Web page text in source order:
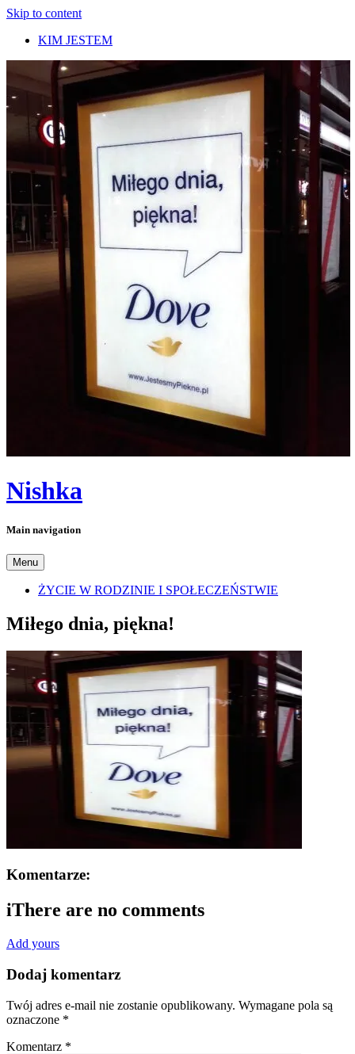
Skip to content
KIM JESTEM
Nishka
Main navigation
Menu
ŻYCIE W RODZINIE I SPOŁECZEŃSTWIE
Miłego dnia, piękna!
Komentarze:
iThere are no comments
Add yours
Dodaj komentarz
Twój adres e-mail nie zostanie opublikowany. Wymagane pola są
oznaczone *
Komentarz *